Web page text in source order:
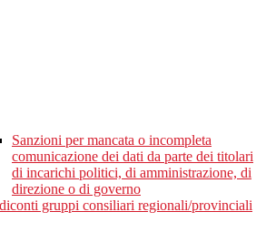
Sanzioni per mancata o incompleta
comunicazione dei dati da parte dei titolari
di incarichi politici, di amministrazione, di
direzione o di governo
gruppi consiliari regionali/provinciali